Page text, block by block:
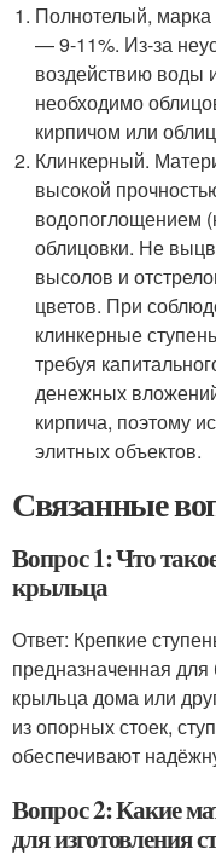
Полнотелый,
— 9-11%. Из-за
воздействию воды
необходимо
кирпичом или
Клинкерный.
высокой
водопоглощением
облицовки. Не
высолов и
цветов. При
клинкерные
требуя
денежных
кирпича, поэтому
элитных объектов.
Связанные
Вопрос 1: Что
крыльца
Ответ: Крепкие
предназначенная для
крыльца дома или
из опорных стоек,
обеспечивают
Вопрос 2: Какие
для изготовления